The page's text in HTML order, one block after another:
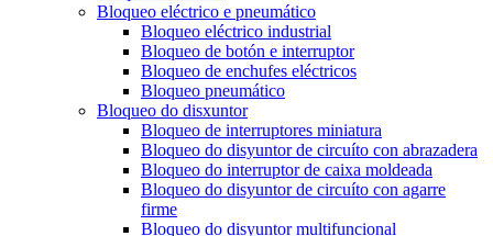
Bloqueo eléctrico e pneumático
Bloqueo eléctrico industrial
Bloqueo de botón e interruptor
Bloqueo de enchufes eléctricos
Bloqueo pneumático
Bloqueo do disxuntor
Bloqueo de interruptores miniatura
Bloqueo do disyuntor de circuíto con abrazadera
Bloqueo do interruptor de caixa moldeada
Bloqueo do disyuntor de circuíto con agarre
firme
Bloqueo do disyuntor multifuncional